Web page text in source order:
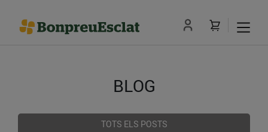
BLOG
TOTS ELS POSTS